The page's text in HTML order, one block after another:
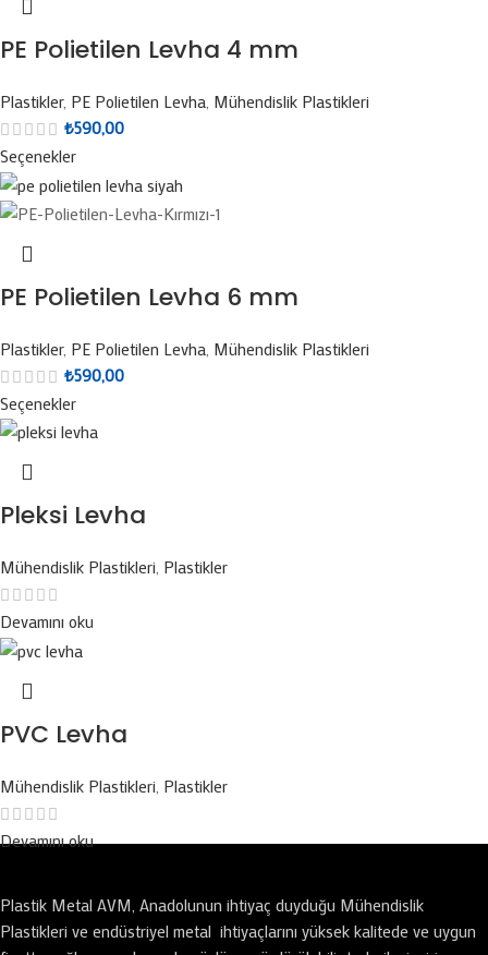
PE Polietilen Levha 4 mm
Plastikler, PE Polietilen Levha, Mühendislik Plastikleri
₺590,00
Seçenekler
PE Polietilen Levha 6 mm
Plastikler, PE Polietilen Levha Mühendislik Plastikleri
₺590,00
Seçenekler
Pleksi Levha
Mühendislik Plastikleri, Plastikler
Devamını oku
PVC Levha
Mühendislik Plastikleri Plastikler
Devamını oku
Plastik Metal AVM, Anadolunun ihtiyaç duyduğu Mühendislik
Plastikleri ve endüstriyel metal ihtiyaçlarını yüksek kalitede ve uygun